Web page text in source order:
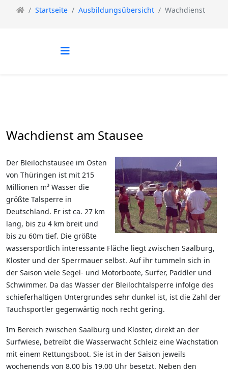
Startseite Ausbildungsübersicht Wachdienst
Wachdienst am Stausee
Der Bleilochstausee im Osten
von Thüringen ist mit 215
Millionen m³ Wasser die
größte Talsperre in
Deutschland. Er ist ca. 27 km
lang, bis zu 4 km breit und
bis zu 60m tief. Die größte
wassersportlich interessante Fläche liegt zwischen Saalburg,
Kloster und der Sperrmauer selbst. Auf ihr tummeln sich in
der Saison viele Segel- und Motorboote, Surfer, Paddler und
Schwimmer. Da das Wasser der Bleilochtalsperre infolge des
schieferhaltigen Untergrundes sehr dunkel ist, ist die Zahl der
Tauchsportler gegenwärtig noch recht gering.
Im Bereich zwischen Saalburg und Kloster, direkt an der
Surfwiese, betreibt die Wasserwacht Schleiz eine Wachstation
mit einem Rettungsboot. Sie ist in der Saison jeweils
wochenends von 8.00 bis 19.00 Uhr besetzt. Neben den